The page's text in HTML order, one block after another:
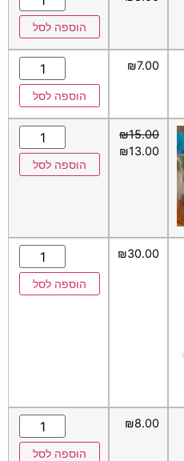
הוספה לסל
₪7.00
הוספה לסל
₪15.00
₪13.00
הוספה לסל
₪30.00
הוספה לסל
₪8.00
הוספה לסל